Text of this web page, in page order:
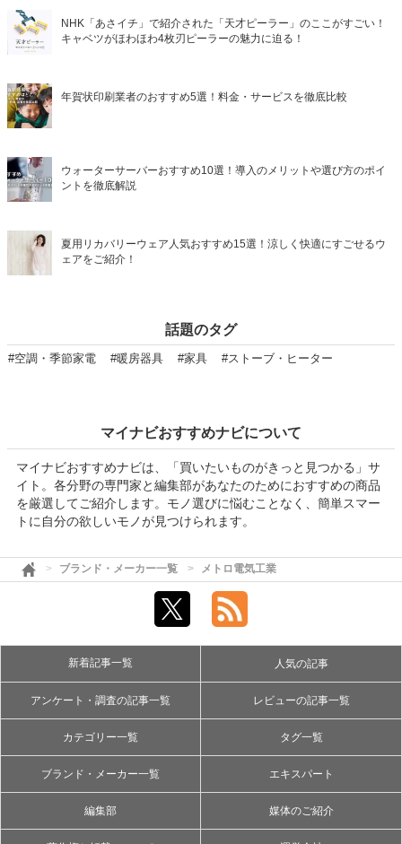
NHK「あさイチ」で紹介された「天才ピーラー」のここがすごい！
キャベツがほわほわ4枚刃ピーラーの魅力に迫る！
年賀状印刷業者のおすすめ5選！料金・サービスを徹底比較
ウォーターサーバーおすすめ10選！導入のメリットや選び方のポイ
ントを徹底解説
夏用リカバリーウェア人気おすすめ15選！涼しく快適にすごせるウ
ェアをご紹介！
話題のタグ
#空調・季節家電 #暖房器具 #家具 #ストーブ・ヒーター
マイナビおすすめナビについて
マイナビおすすめナビは、「買いたいものがきっと見つかる」サ
イト。各分野の専門家と編集部があなたのためにおすすめの商品
を厳選してご紹介します。モノ選びに悩むことなく、簡単スマー
トに自分の欲しいモノが見つけられます。
ブランド・メーカー一覧 メトロ電気工業
新着記事一覧 人気の記事
アンケート・調査の記事一覧 レビューの記事一覧
カテゴリー一覧 タグ一覧
ブランド・メーカー一覧 エキスパート
編集部 媒体のご紹介